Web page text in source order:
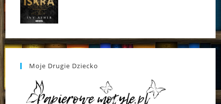
Moje Drugie Dziecko